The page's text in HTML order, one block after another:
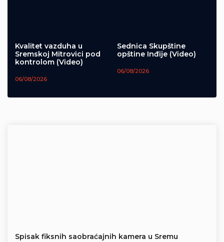
Kvalitet vazduha u
Sremskoj Mitrovici pod
kontrolom (Video)
06/08/2026
Sednica Skupštine
opštine Inđije (Video)
06/08/2026
Spisak fiksnih saobraćajnih kamera u Sremu